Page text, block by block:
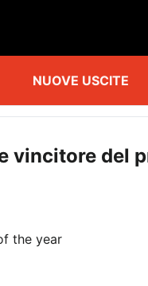
NUOVE USCITE
vincitore del